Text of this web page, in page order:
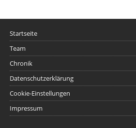
Startseite
Team
Chronik
Datenschutzerklärung
Cookie-Einstellungen
Impressum